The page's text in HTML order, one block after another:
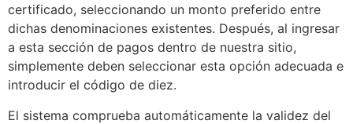
certificado, seleccionando un monto preferido entre
dichas denominaciones existentes. Después, al ingresar
a esta sección de pagos dentro de nuestra sitio,
simplemente deben seleccionar esta opción adecuada e
introducir el código de diez.
El sistema comprueba automáticamente la validez del